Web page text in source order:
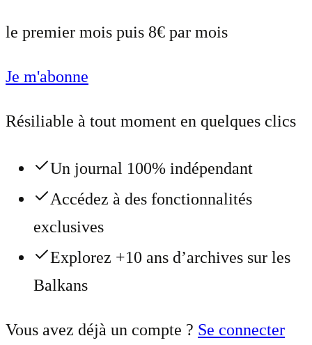
le premier mois puis 8€ par mois
Je m'abonne
Résiliable à tout moment en quelques clics
Un journal 100% indépendant
Accédez à des fonctionnalités
exclusives
Explorez +10 ans d’archives sur les
Balkans
Vous avez déjà un compte ? Se connecter